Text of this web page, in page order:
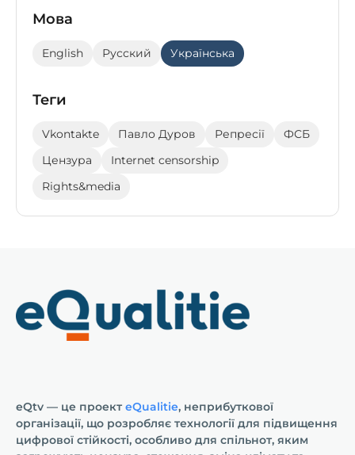
Мова
English Русский Українська
Теги
Vkontakte Павло Дуров Репресії
ФСБ
Цензура
Internet censorship
Rights&media
eQtv — це проект eQualitie, неприбуткової
організації, що розробляє технології для підвищення
цифрової стійкості, особливо для спільнот, яким